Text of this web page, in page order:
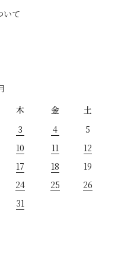
いて
木 金
土
3 4
5
10 11
12
17 18
19
24 25
26
31